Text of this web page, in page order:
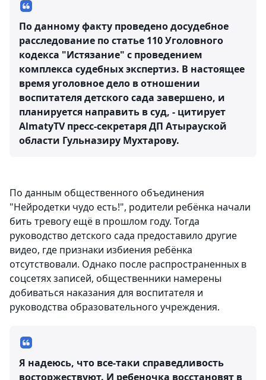
По данному факту проведено досудебное
расследование по статье 110 Уголовного
кодекса "Истязание" с проведением
комплекса судебных экспертиз. В настоящее
время уголовное дело в отношении
воспитателя детского сада завершено, и
планируется направить в суд, - цитирует
AlmatyTV пресс-секретаря ДП Атырауской
области Гульназиру Мухтарову.
По данным общественного объединения
"Нейродетки чудо есть!", родители ребёнка начали
бить тревогу ещё в прошлом году. Тогда
руководство детского сада предоставило другие
видео, где признаки избиения ребёнка
отсутствовали. Однако после распространенных в
соцсетях записей, общественники намерены
добиваться наказания для воспитателя и
руководства образовательного учреждения.
Я надеюсь, что все-таки справедливость
восторжествуют. И ребеночка восстановят в